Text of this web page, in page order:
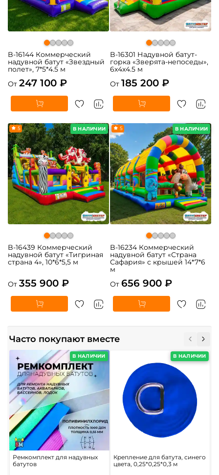
B-16144 Коммерческий
надувной батут «Звездный
полет», 7*5*4.5 м
От 247 100 ₽
B-16301 Надувной батут-
горка «Зверята-непоседы»,
6x4x4.5 м
От 185 200 ₽
В НАЛИЧИИ
5
B-16439 Коммерческий
надувной батут «Тигриная
страна 4», 10*6*5,5 м
От 355 900 ₽
В НАЛИЧИИ
5
B-16234 Коммерческий
надувной батут «Страна
Сафария» с крышей 14*7*6
м
От 656 900 ₽
Часто покупают вместе
В НАЛИЧИИ
Ремкомплект для надувных
батутов
В НАЛИЧИИ
Крепление для батута, синего
цвета, 0,25*0,25*0,3 м